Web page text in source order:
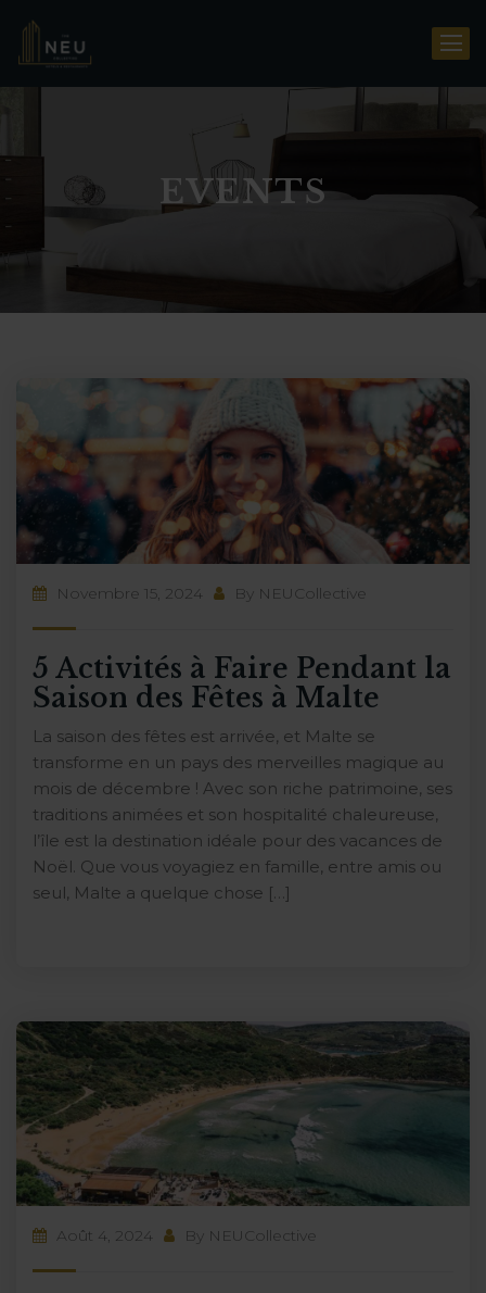
EVENTS
Novembre 15, 2024 By NEUCollective
5 Activités à Faire Pendant la
Saison des Fêtes à Malte
La saison des fêtes est arrivée, et Malte se
transforme en un pays des merveilles magique au
mois de décembre ! Avec son riche patrimoine, ses
traditions animées et son hospitalité chaleureuse,
l’île est la destination idéale pour des vacances de
Noël. Que vous voyagiez en famille, entre amis ou
seul, Malte a quelque chose […]
Août 4, 2024 By NEUCollective